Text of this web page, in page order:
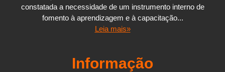
constatada a necessidade de um instrumento interno de
fomento à aprendizagem e à capacitação...
Leia mais»
Informação